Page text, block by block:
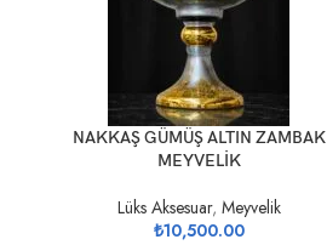
SEPETE EKLE
NAKKAŞ GÜMÜŞ ALTIN ZAMBAK
MEYVELİK
Lüks Aksesuar, Meyvelik
₺10,500.00